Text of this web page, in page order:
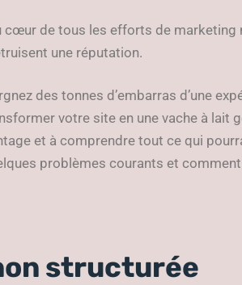
cœur de tous les efforts de marketing
une réputation.
des tonnes d’embarras d’une
votre site en une vache à lait
et à comprendre tout ce qui
problèmes courants et
structurée